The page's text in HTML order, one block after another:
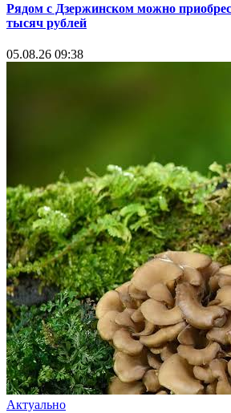
Рядом с Дзержинском можно
тысяч рублей
05.08.26 09:38
Актуально